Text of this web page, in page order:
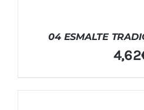
04 ESMALTE
4,62